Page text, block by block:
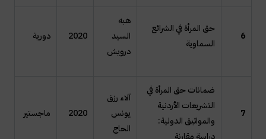
6
حق المرأة في الشرائع
السماوية
هبه
السيد
درويش
2020 دورية
7
ضمانات حق المرأة في
التشريعات الأردنية
والمواثيق الدولية:
دراسة مقارنة
آلاء رزق
يونس
الحاج
2020 ماجستير